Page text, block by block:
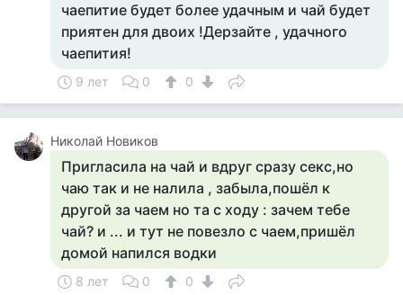
чаепитие будет более удачным и чай будет
приятен для двоих !Дерзайте , удачного
чаепития!
9 лет 0 0
Николай Новиков
Пригласила на чай и вдруг сразу секс,но
чаю так и не налила , забыла,пошёл к
другой за чаем но та с ходу : зачем тебе
чай? и ... и тут не повезло с чаем,пришёл
домой напился водки
8 лет 0 0